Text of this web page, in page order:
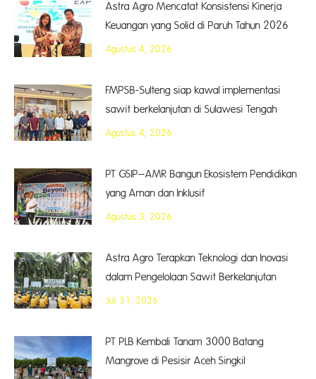
Astra Agro Mencatat Konsistensi Kinerja
Keuangan yang Solid di Paruh Tahun 2026
Agustus 4, 2026
FMPSB-Sulteng siap kawal implementasi
sawit berkelanjutan di Sulawesi Tengah
Agustus 4, 2026
PT GSIP–AMR Bangun Ekosistem Pendidikan
yang Aman dan Inklusif
Agustus 3, 2026
Astra Agro Terapkan Teknologi dan Inovasi
dalam Pengelolaan Sawit Berkelanjutan
Juli 31, 2026
PT PLB Kembali Tanam 3000 Batang
Mangrove di Pesisir Aceh Singkil